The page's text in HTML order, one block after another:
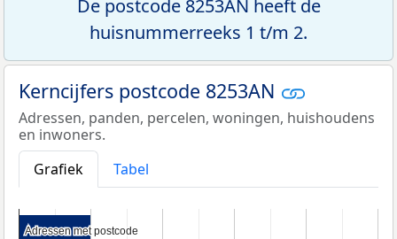
De postcode 8253AN heeft de
huisnummerreeks 1 t/m 2.
Kerncijfers postcode 8253AN
Adressen, panden, percelen, woningen, huishoudens
en inwoners.
Grafiek
Tabel
Adressen met postcode
Adressen met postcode